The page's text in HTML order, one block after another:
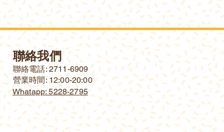
聯絡我們
​聯絡電話: 2711-6909
營業時間: 12:00-20:00
Whatapp: 5228-2795